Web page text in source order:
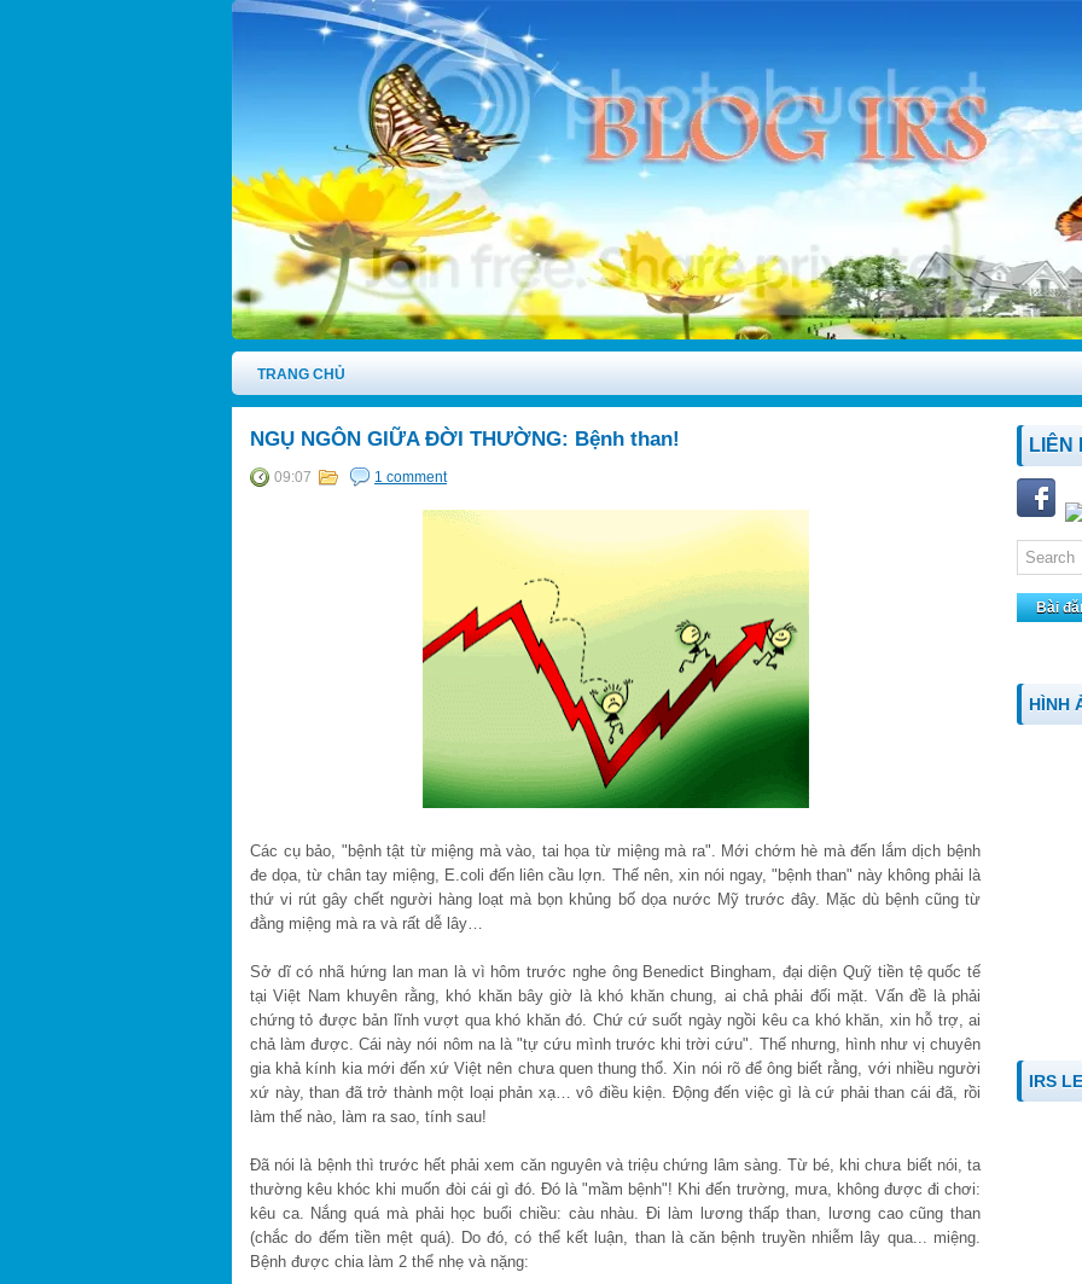
TRANG CHỦ
NGỤ NGÔN GIỮA ĐỜI THƯỜNG: Bệnh than!
09:07 1 comment
Các cụ bảo, "bệnh tật từ miệng mà vào, tai họa từ miệng mà ra". Mới chớm hè mà đến lắm dịch bệnh
đe dọa, từ chân tay miệng, E.coli đến liên cầu lợn. Thế nên, xin nói ngay, "bệnh than" này không phải là
thứ vi rút gây chết người hàng loạt mà bọn khủng bố dọa nước Mỹ trước đây. Mặc dù bệnh cũng từ
đằng miệng mà ra và rất dễ lây…
Sở dĩ có nhã hứng lan man là vì hôm trước nghe ông Benedict Bingham, đại diện Quỹ tiền tệ quốc tế
tại Việt Nam khuyên rằng, khó khăn bây giờ là khó khăn chung, ai chả phải đối mặt. Vấn đề là phải
chứng tỏ được bản lĩnh vượt qua khó khăn đó. Chứ cứ suốt ngày ngồi kêu ca khó khăn, xin hỗ trợ, ai
chả làm được. Cái này nói nôm na là "tự cứu mình trước khi trời cứu". Thế nhưng, hình như vị chuyên
gia khả kính kia mới đến xứ Việt nên chưa quen thung thổ. Xin nói rõ để ông biết rằng, với nhiều người
xứ này, than đã trở thành một loại phản xạ… vô điều kiện. Động đến việc gì là cứ phải than cái đã, rồi
làm thế nào, làm ra sao, tính sau!
Đã nói là bệnh thì trước hết phải xem căn nguyên và triệu chứng lâm sàng. Từ bé, khi chưa biết nói, ta
thường kêu khóc khi muốn đòi cái gì đó. Đó là "mầm bệnh"! Khi đến trường, mưa, không được đi chơi:
kêu ca. Nắng quá mà phải học buổi chiều: càu nhàu. Đi làm lương thấp than, lương cao cũng than
(chắc do đếm tiền mệt quá). Do đó, có thể kết luận, than là căn bệnh truyền nhiễm lây qua... miệng.
Bệnh được chia làm 2 thể nhẹ và nặng:
LIÊN
Bài
HÌNH
IRS